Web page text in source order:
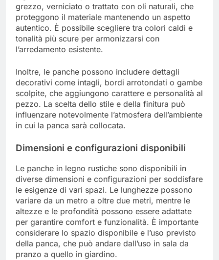
grezzo, verniciato o trattato con oli naturali, che
proteggono il materiale mantenendo un aspetto
autentico. È possibile scegliere tra colori caldi e
tonalità più scure per armonizzarsi con
l’arredamento esistente.
Inoltre, le panche possono includere dettagli
decorativi come intagli, bordi arrotondati o gambe
scolpite, che aggiungono carattere e personalità al
pezzo. La scelta dello stile e della finitura può
influenzare notevolmente l’atmosfera dell’ambiente
in cui la panca sarà collocata.
Dimensioni e configurazioni disponibili
Le panche in legno rustiche sono disponibili in
diverse dimensioni e configurazioni per soddisfare
le esigenze di vari spazi. Le lunghezze possono
variare da un metro a oltre due metri, mentre le
altezze e le profondità possono essere adattate
per garantire comfort e funzionalità. È importante
considerare lo spazio disponibile e l’uso previsto
della panca, che può andare dall’uso in sala da
pranzo a quello in giardino.